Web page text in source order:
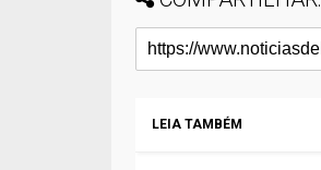
LEIA TAMBÉM